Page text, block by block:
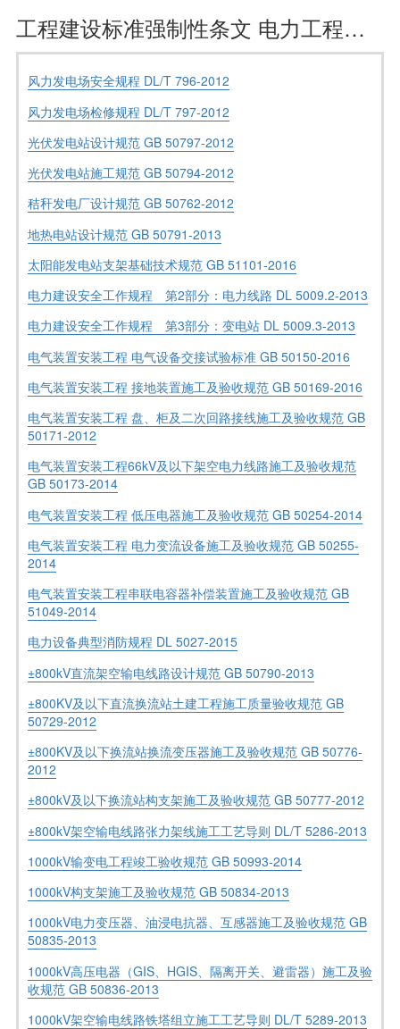
工程建设标准强制性条文 电力工程部分 风力发电工程及新能源发电工程
风力发电场安全规程 DL/T 796-2012
风力发电场检修规程 DL/T 797-2012
光伏发电站设计规范 GB 50797-2012
光伏发电站施工规范 GB 50794-2012
秸秆发电厂设计规范 GB 50762-2012
地热电站设计规范 GB 50791-2013
太阳能发电站支架基础技术规范 GB 51101-2016
电力建设安全工作规程 第2部分：电力线路 DL 5009.2-2013
电力建设安全工作规程 第3部分：变电站 DL 5009.3-2013
电气装置安装工程 电气设备交接试验标准 GB 50150-2016
电气装置安装工程 接地装置施工及验收规范 GB 50169-2016
电气装置安装工程 盘、柜及二次回路接线施工及验收规范 GB
50171-2012
电气装置安装工程66kV及以下架空电力线路施工及验收规范
GB 50173-2014
电气装置安装工程 低压电器施工及验收规范 GB 50254-2014
电气装置安装工程 电力变流设备施工及验收规范 GB 50255-
2014
电气装置安装工程串联电容器补偿装置施工及验收规范 GB
51049-2014
电力设备典型消防规程 DL 5027-2015
±800kV直流架空输电线路设计规范 GB 50790-2013
±800KV及以下直流换流站土建工程施工质量验收规范 GB
50729-2012
±800KV及以下换流站换流变压器施工及验收规范 GB 50776-
2012
±800kV及以下换流站构支架施工及验收规范 GB 50777-2012
±800kV架空输电线路张力架线施工工艺导则 DL/T 5286-2013
1000kV输变电工程竣工验收规范 GB 50993-2014
1000kV构支架施工及验收规范 GB 50834-2013
1000kV电力变压器、油浸电抗器、互感器施工及验收规范 GB
50835-2013
1000kV高压电器（GIS、HGIS、隔离开关、避雷器）施工及验
收规范 GB 50836-2013
1000kV架空输电线路铁塔组立施工工艺导则 DL/T 5289-2013